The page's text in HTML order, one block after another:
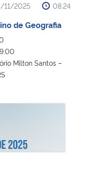
11/2025 08:24
de Geografia
Milton Santos –
Geografia